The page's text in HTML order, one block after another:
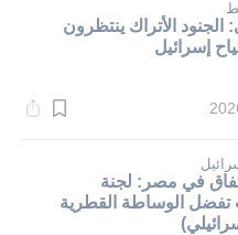
الأتراك ينتظرون
إسرائيل
في مصر: لجنة
تفضل الوساطة القطرية